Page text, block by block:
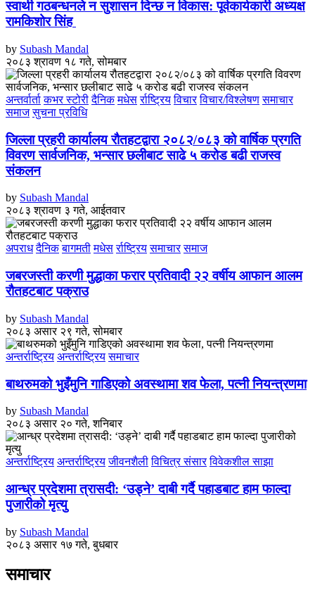
स्वार्थी गठबन्धनले न सुशासन दिन्छ न विकास: पूर्वकार्यकारी अध्यक्ष
रामकिशोर सिंह ​
by Subash Mandal
२०८३ श्रावण १८ गते, सोमबार
अन्तर्वार्ता कभर स्टोरी दैनिक मधेस र्राष्ट्रिय विचार विचार/विश्लेषण समाचार
समाज सुचना प्रविधि
जिल्ला प्रहरी कार्यालय रौतहटद्वारा २०८२/०८३ को वार्षिक प्रगति
विवरण सार्वजनिक, भन्सार छलीबाट साढे ५ करोड बढी राजस्व
संकलन
by Subash Mandal
२०८३ श्रावण ३ गते, आईतवार
अपराध दैनिक बागमती मधेस र्राष्ट्रिय समाचार समाज
जबरजस्ती करणी मुद्धाका फरार प्रतिवादी २२ वर्षीय आफान आलम
रौतहटबाट पक्राउ
by Subash Mandal
२०८३ असार २९ गते, सोमबार
अन्तर्राष्ट्रिय अन्तर्राष्ट्रिय समाचार
बाथरुमको भुइँमुनि गाडिएको अवस्थामा शव फेला, पत्नी नियन्त्रणमा
by Subash Mandal
२०८३ असार २० गते, शनिबार
अन्तर्राष्ट्रिय अन्तर्राष्ट्रिय जीवनशैली विचित्र संसार विवेकशील साझा
आन्ध्र प्रदेशमा त्रासदी: ‘उड्ने’ दाबी गर्दै पहाडबाट हाम फाल्दा
पुजारीको मृत्यु
by Subash Mandal
२०८३ असार १७ गते, बुधबार
समाचार